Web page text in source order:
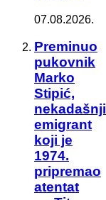
07.08.2026.
Preminuo
pukovnik
Marko
Stipić,
nekadašnji
emigrant
koji je
1974.
pripremao
atentat